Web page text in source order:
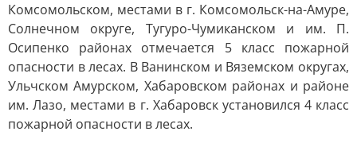
Комсомольском, местами в г. Комсомольск-на-Амуре,
Солнечном округе, Тугуро-Чумиканском и им. П.
Осипенко районах отмечается 5 класс пожарной
опасности в лесах. В Ванинском и Вяземском округах,
Ульчском Амурском, Хабаровском районах и районе
им. Лазо, местами в г. Хабаровск установился 4 класс
пожарной опасности в лесах.